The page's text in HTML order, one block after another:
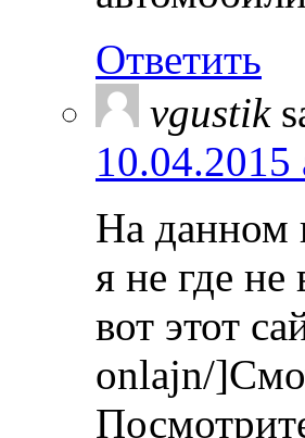
Ответить
vgustik
10.04.2015
На данном
я не где не
вот этот
onlajn/